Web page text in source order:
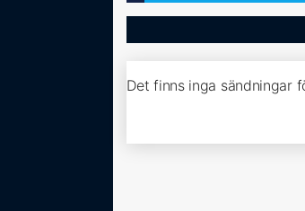
Det finns inga sändningar